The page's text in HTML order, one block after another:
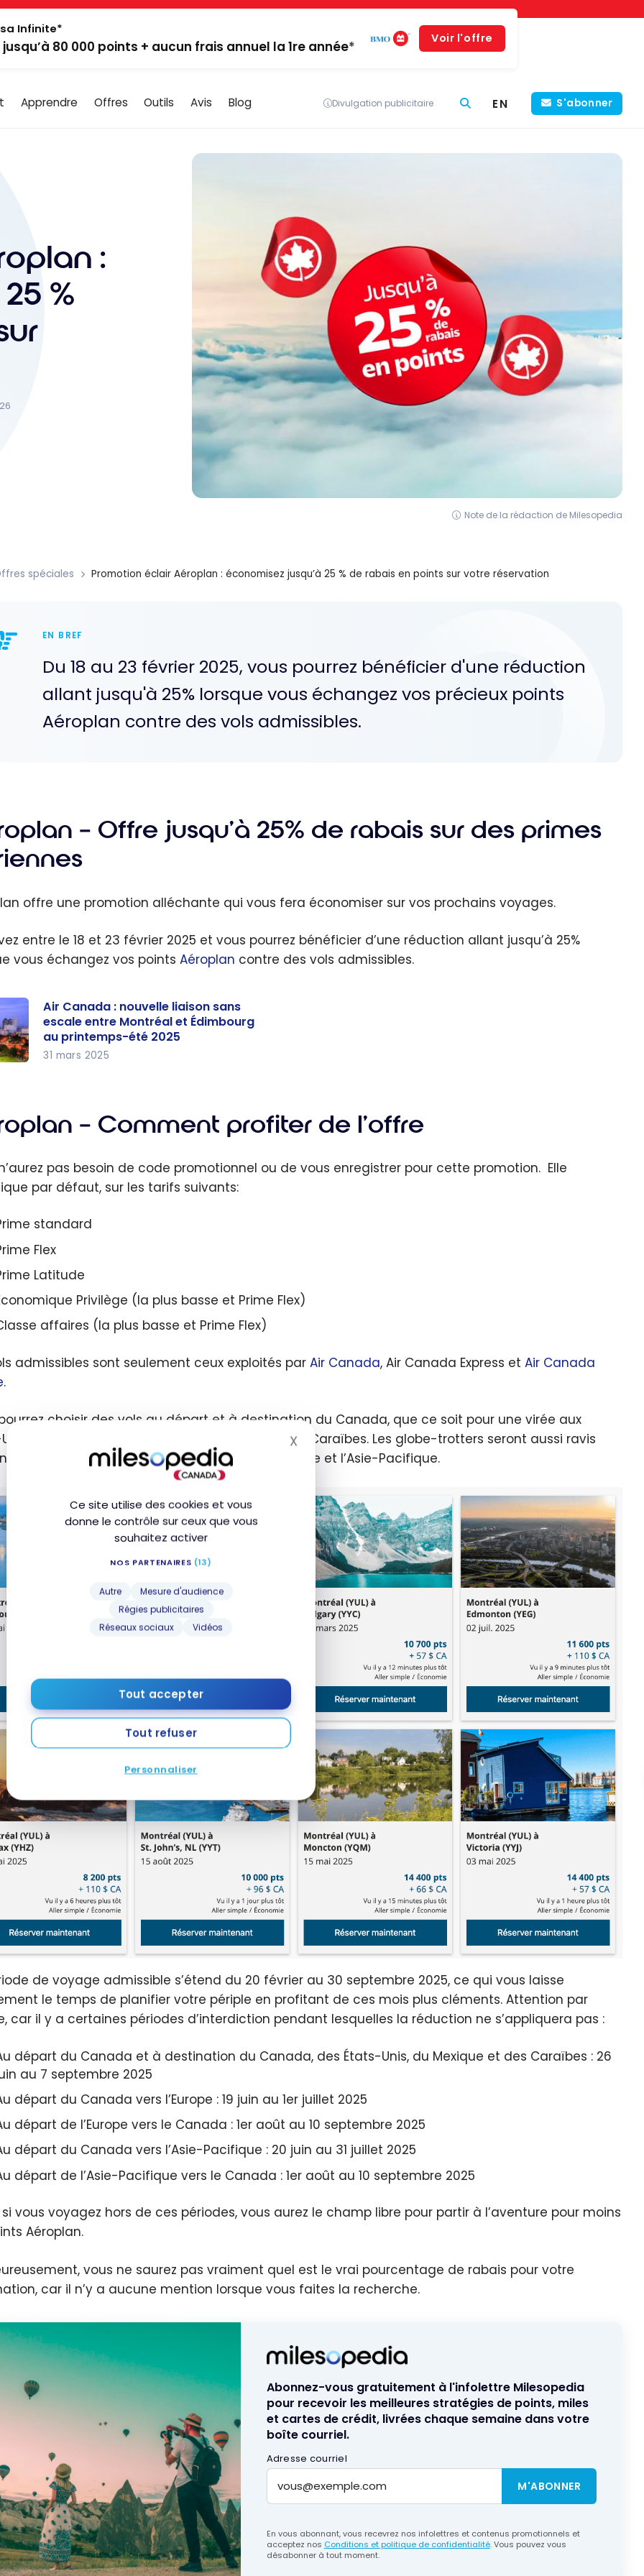
Ce site utilise des cookies et vous
donne le contrôle sur ceux que vous
souhaitez activer
NOS PARTENAIRES (13)
Autre
Mesure d'audience
Régies publicitaires
Réseaux sociaux
Vidéos
Tout accepter
Tout refuser
Personnaliser
XMasquer le bandeau des cookies
Infinite*
80 000 points + aucun frais annuel la 1re année*
Voir l'offre
Apprendre Offres Outils Avis Blog Divulgation publicitaire EN S'abonner
:
%
Note de la rédaction de Milesopedia
spéciales Promotion éclair Aéroplan : économisez jusqu’à 25 % de rabais en points sur votre réservation
EN BREF
Du 18 au 23 février 2025, vous pourrez bénéficier d'une réduction
allant jusqu'à 25% lorsque vous échangez vos précieux points
Aéroplan contre des vols admissibles.
– Offre jusqu’à 25% de rabais sur des primes
offre une promotion alléchante qui vous fera économiser sur vos prochains voyages.
entre le 18 et 23 février 2025 et vous pourrez bénéficier d’une réduction allant jusqu’à 25%
vous échangez vos points Aéroplan contre des vols admissibles.
Air Canada : nouvelle liaison sans
escale entre Montréal et Édimbourg
au printemps-été 2025
31 mars 2025
– Comment profiter de l’offre
pas besoin de code promotionnel ou de vous enregistrer pour cette promotion. Elle
par défaut, sur les tarifs suivants:
standard
Flex
Latitude
Privilège (la plus basse et Prime Flex)
affaires (la plus basse et Prime Flex)
admissibles sont seulement ceux exploités par Air Canada, Air Canada Express et Air Canada
.
choisir des vols au départ et à destination du Canada, que ce soit pour une virée aux
au Mexique ou dans les îles ensoleillées des Caraïbes. Les globe-trotters seront aussi ravis
sur les vols vers l’Amérique du Sud, l’Europe et l’Asie-Pacifique.
de voyage admissible s’étend du 20 février au 30 septembre 2025, ce qui vous laisse
le temps de planifier votre périple en profitant de ces mois plus cléments. Attention par
car il y a certaines périodes d’interdiction pendant lesquelles la réduction ne s’appliquera pas :
départ du Canada et à destination du Canada, des États-Unis, du Mexique et des Caraïbes : 26
au 7 septembre 2025
départ du Canada vers l’Europe : 19 juin au 1er juillet 2025
départ de l’Europe vers le Canada : 1er août au 10 septembre 2025
départ du Canada vers l’Asie-Pacifique : 20 juin au 31 juillet 2025
départ de l’Asie-Pacifique vers le Canada : 1er août au 10 septembre 2025
si vous voyagez hors de ces périodes, vous aurez le champ libre pour partir à l’aventure pour moins
Aéroplan.
vous ne saurez pas vraiment quel est le vrai pourcentage de rabais pour votre
car il n’y a aucune mention lorsque vous faites la recherche.
Abonnez-vous gratuitement à l'infolettre Milesopedia
pour recevoir les meilleures stratégies de points, miles
et cartes de crédit, livrées chaque semaine dans votre
boîte courriel.
Adresse courriel
M'ABONNER
En vous abonnant, vous recevrez nos infolettres et contenus promotionnels et
acceptez nos Conditions et politique de confidentialité. Vous pouvez vous
désabonner à tout moment.